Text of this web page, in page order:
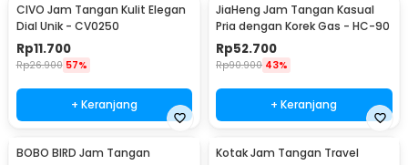
CIVO Jam Tangan Kulit Elegan
Dial Unik - CV0250
Rp11.700
Rp26.900 57%
+ Keranjang
JiaHeng Jam Tangan Kasual
Pria dengan Korek Gas - HC-90
Rp52.700
Rp90.900 43%
+ Keranjang
BOBO BIRD Jam Tangan
Kotak Jam Tangan Travel